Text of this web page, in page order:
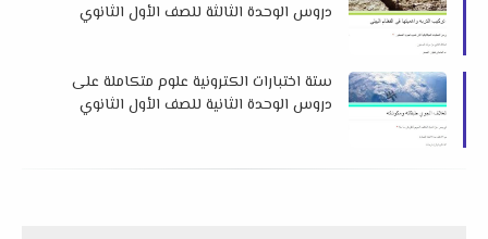
دروس الوحدة الثالثة للصف الأول الثانوي
ستة اختبارات الكترونية علوم متكاملة على
دروس الوحدة الثانية للصف الأول الثانوي